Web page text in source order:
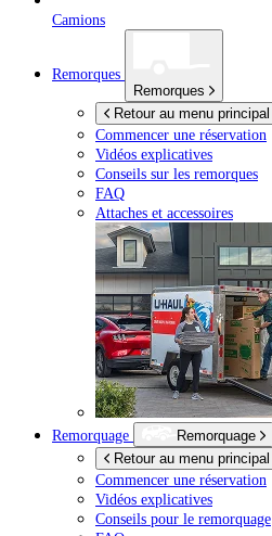
Camions
Remorques
Remorques
Retour au menu principal
Commencer une réservation
Vidéos explicatives
Conseils sur les remorques
FAQ
Attaches et accessoires
Remorquage
Remorquage
Retour au menu principal
Commencer une réservation
Vidéos explicatives
Conseils pour le remorquage